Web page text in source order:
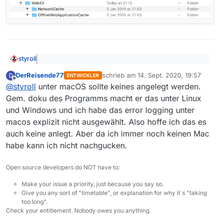
styroll
temporäre Dateien die install4j als unser
Programmstarter nutzt und bei jedem Start des
Programms erzeugt.
Wo ist denn das analoge Verzeichnis unter macOS?
Unter ~/Library/Caches/ finde ich zwar ein Verzeichnis,
aber (zum Glück) nur eines (mit altem Inhalt):
D
Offline
DerReisende77 ENTWICKLER schrieb am 14. Sept. 2020, 19:57
zuletzt editiert von
@styroll unter macOS sollte keines angelegt werden.
Gem. doku des Programms macht er das unter Linux
und Windows und ich habe das error logging unter
macos explizit nicht ausgewählt. Also hoffe ich das es
auch keine anlegt. Aber da ich immer noch keinen Mac
habe kann ich nicht nachgucken.
Open source developers do NOT have to:
Make your issue a priority, just because you say so.
Give you any sort of "timetable", or explanation for why it´s "taking
too long".
Check your entitlement. Nobody owes you anything.